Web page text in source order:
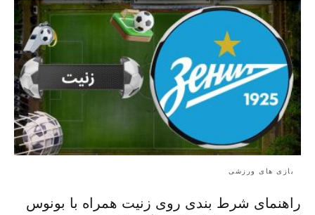
بازی های ورزشی
راهنمای شرط بندی روی زنیت همراه با بونوس